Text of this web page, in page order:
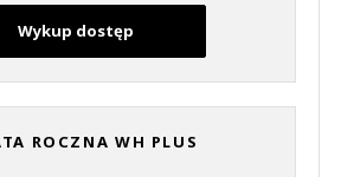
Wykup dostęp
ROCZNA WH PLUS